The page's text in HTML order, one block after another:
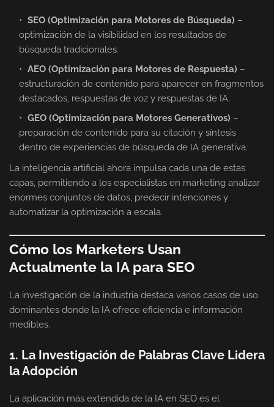
SEO (Optimización para Motores de Búsqueda) –
optimización de la visibilidad en los resultados de
búsqueda tradicionales.
AEO (Optimización para Motores de Respuesta) –
estructuración de contenido para aparecer en fragmentos
destacados, respuestas de voz y respuestas de IA.
GEO (Optimización para Motores Generativos) –
preparación de contenido para su citación y síntesis
dentro de experiencias de búsqueda de IA generativa.
La inteligencia artificial ahora impulsa cada una de estas
capas, permitiendo a los especialistas en marketing analizar
enormes conjuntos de datos, predecir intenciones y
automatizar la optimización a escala.
Cómo los Marketers Usan
Actualmente la IA para SEO
La investigación de la industria destaca varios casos de uso
dominantes donde la IA ofrece eficiencia e información
medibles.
1. La Investigación de Palabras Clave Lidera
la Adopción
La aplicación más extendida de la IA en SEO es el